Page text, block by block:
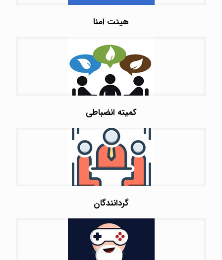
هیئت امنا
کمیته انضباطی
گردانندگان